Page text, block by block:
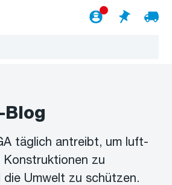
Blog
täglich antreibt, um luft-
zu
die Umwelt zu schützen.